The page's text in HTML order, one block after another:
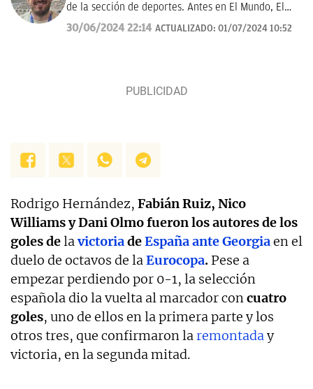
de la sección de deportes. Antes en El Mundo, El
Español y El Debate. Una década informando sobre
la actualidad deportiva.
30/06/2024 22:14 ACTUALIZADO: 01/07/2024 10:52
Rodrigo Hernández, Fabián Ruiz, Nico
Williams y Dani Olmo fueron los autores de los
goles delavictoriadeEspaña ante Georgiaen el
duelo de octavos de laEurocopa. Pese a
empezar perdiendo por 0-1, la selección
española dio la vuelta al marcador concuatro
goles, uno de ellos en la primera parte y los
otros tres, que confirmaron laremontaday
victoria, en la segunda mitad.